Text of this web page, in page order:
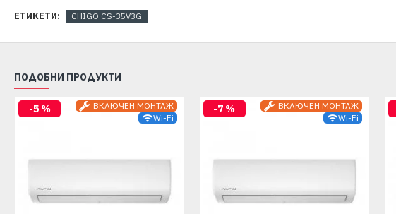
ЕТИКЕТИ: CHIGO CS-35V3G
ПОДОБНИ ПРОДУКТИ
ВКЛЮЧЕН МОНТАЖ
Wi-Fi
-5 %
ВКЛЮЧЕН МОНТАЖ
Wi-Fi
-7 %